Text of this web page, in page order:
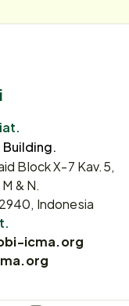
Building.
Block X-7 Kav.5,
& N.
Indonesia
icma.org